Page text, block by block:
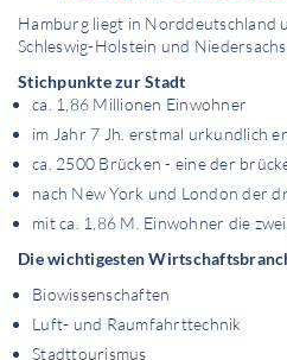
Hamburg liegt in Norddeutschland
Schleswig-Holstein und
Stichpunkte zur Stadt
ca. 1,86 Millionen Einwohner
im Jahr 7 Jh. erstmal urkundlich
ca. 2500 Brücken - eine der
nach New York und London der
mit ca. 1,86 M. Einwohner die
Die wichtigesten
Biowissenschaften
Luft- und Raumfahrttechnik
Stadttourismus